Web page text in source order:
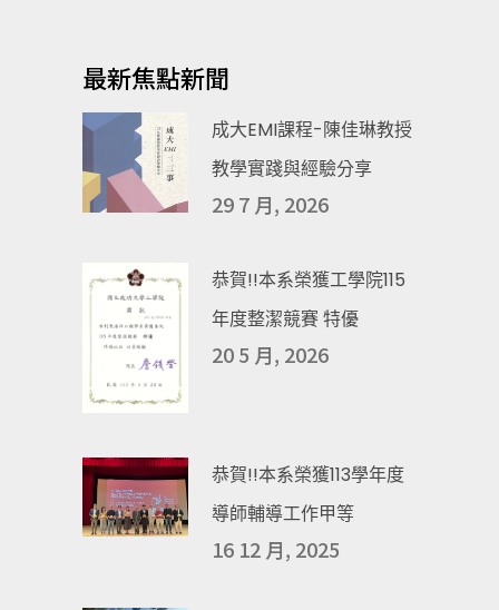
最新焦點新聞
成大EMI課程-陳佳琳教授
教學實踐與經驗分享
29 7 月, 2026
恭賀!!本系榮獲工學院115
年度整潔競賽 特優
20 5 月, 2026
恭賀!!本系榮獲113學年度
導師輔導工作甲等
16 12 月, 2025